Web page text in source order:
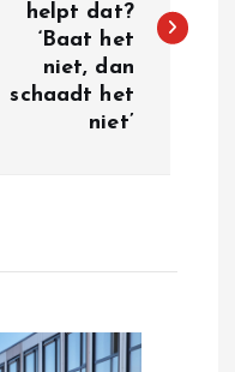
helpt dat?
‘Baat het
niet, dan
schaadt het
niet’